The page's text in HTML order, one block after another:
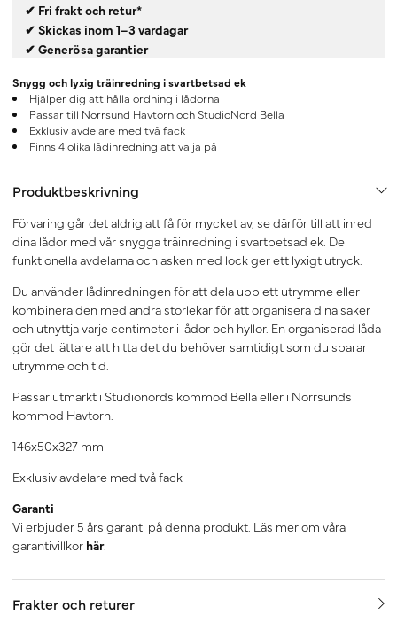
✔ Fri frakt och retur*
✔ Skickas inom 1–3 vardagar
✔ Generösa garantier
Snygg och lyxig träinredning i svartbetsad ek
Hjälper dig att hålla ordning i lådorna
Passar till Norrsund Havtorn och StudioNord Bella
Exklusiv avdelare med två fack
Finns 4 olika lådinredning att välja på
Produktbeskrivning
Förvaring går det aldrig att få för mycket av, se därför till att inred
dina lådor med vår snygga träinredning i svartbetsad ek. De
funktionella avdelarna och asken med lock ger ett lyxigt utryck.
Du använder lådinredningen för att dela upp ett utrymme eller
kombinera den med andra storlekar för att organisera dina saker
och utnyttja varje centimeter i lådor och hyllor. En organiserad låda
gör det lättare att hitta det du behöver samtidigt som du sparar
utrymme och tid.
Passar utmärkt i Studionords kommod Bella eller i Norrsunds
kommod Havtorn.
146x50x327 mm
Exklusiv avdelare med två fack
Garanti
Vi erbjuder 5 års garanti på denna produkt. Läs mer om våra
garantivillkor här.
Frakter och returer